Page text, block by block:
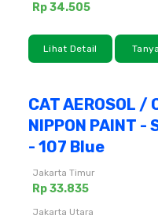
Rp 34.505
Lihat Detail
CAT AEROSOL /
NIPPON PAINT -
- 107 Blue
Jakarta Timur
Rp 33.835
Jakarta Utara